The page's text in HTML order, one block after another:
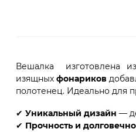
Вешалка изготовлена
изящных фонариков
полотенец. Идеально для
✔ Уникальный дизайн —
✔ Прочность и